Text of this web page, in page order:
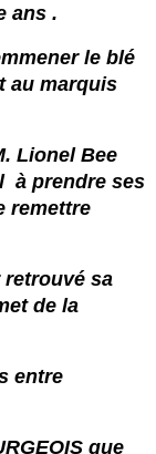
ans .
le blé
au marquis
Lionel Bee
à prendre ses
remettre
sa
de la
entre
que